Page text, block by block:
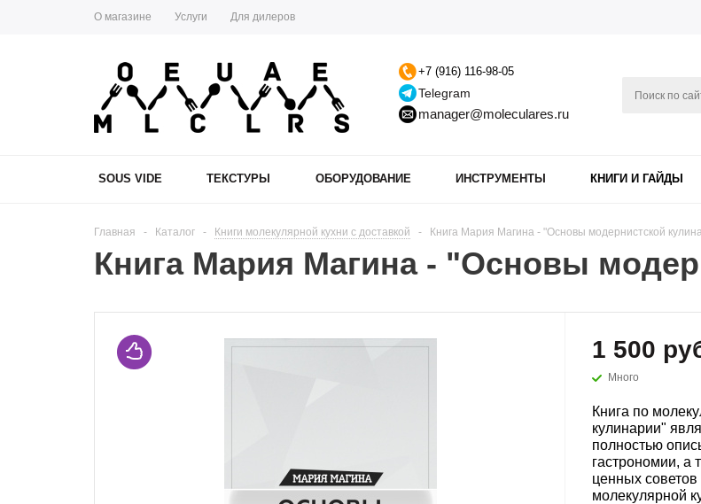
О магазине Услуги Для дилеров
+7 (916) 116-98-05
Telegram
manager@moleculares.ru
SOUS VIDE ТЕКСТУРЫ ОБОРУДОВАНИЕ ИНСТРУМЕНТЫ КНИГИ И ГАЙДЫ
Главная - Каталог - Книги молекулярной кухни с доставкой - Книга Мария Магина - "Основы модернистской
Книга Мария Магина - "Основы
1 500
Много
Книга по
кулинарии"
полностью
гастрономии, а
ценных советов
молекулярной